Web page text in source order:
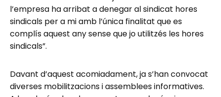
l’empresa ha arribat a denegar al sindicat hores
sindicals per a mi amb l’única finalitat que es
complís aquest any sense que jo utilitzés les hores
sindicals”.
Davant d’aquest acomiadament, ja s’han convocat
diverses mobilitzacions i assemblees informatives.